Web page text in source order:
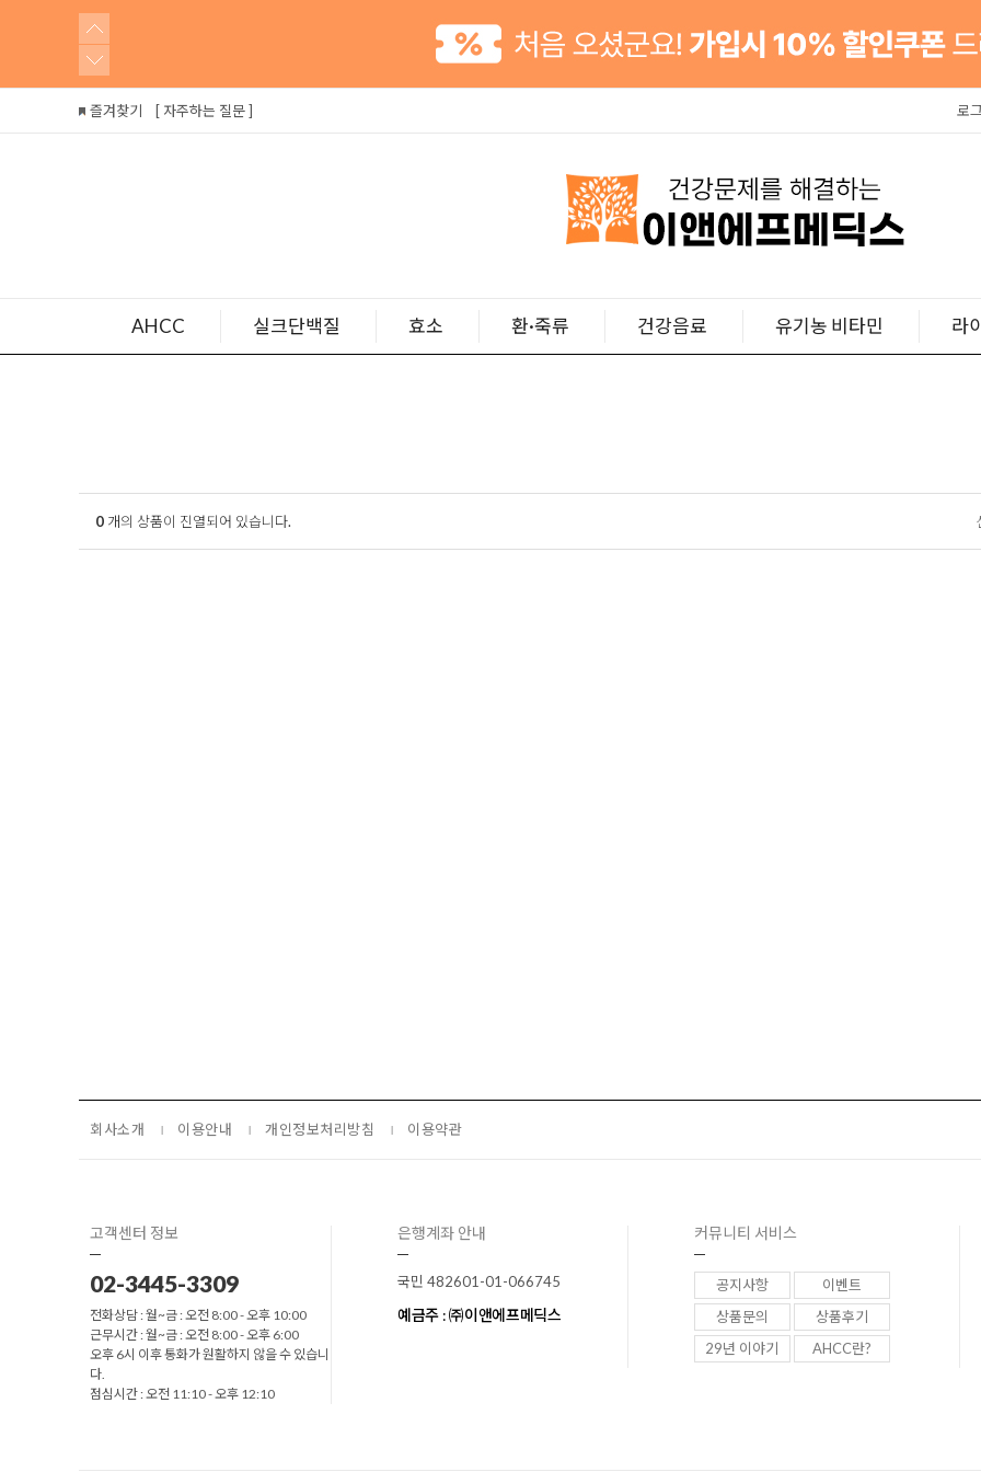
즐겨찾기 [ 자주하는 질문 ] 로
AHCC 실크단백질 효소 환·죽류 건강음료 유기농 비타민 라
0 개의 상품이 진열되어 있습니다.
회사소개 이용안내 개인정보처리방침 이용약관
고객센터 정보
02-3445-3309
전화상담 : 월~금 : 오전 8:00 - 오후 10:00
근무시간 : 월~금 : 오전 8:00 - 오후 6:00
오후 6시 이후 통화가 원활하지 않을 수 있습니
다.
점심시간 : 오전 11:10 - 오후 12:10
은행계좌 안내
국민 482601-01-066745
예금주 : ㈜이앤에프메딕스
커뮤니티 서비스
공지사항
이벤트
상품문의
상품후기
29년 이야기
AHCC란?